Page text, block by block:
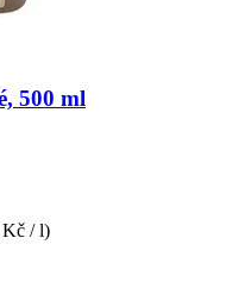
500 ml
Kč / l)